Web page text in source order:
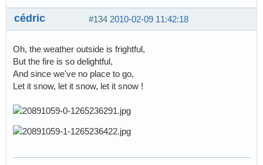
#134 2010-02-09 11:42:18
cédric
Oh, the weather outside is frightful,
But the fire is so delightful,
And since we've no place to go,
Let it snow, let it snow, let it snow !